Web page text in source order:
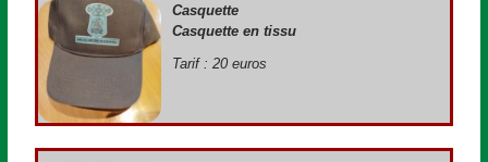
Casquette
Casquette en tissu
Tarif : 20 euros